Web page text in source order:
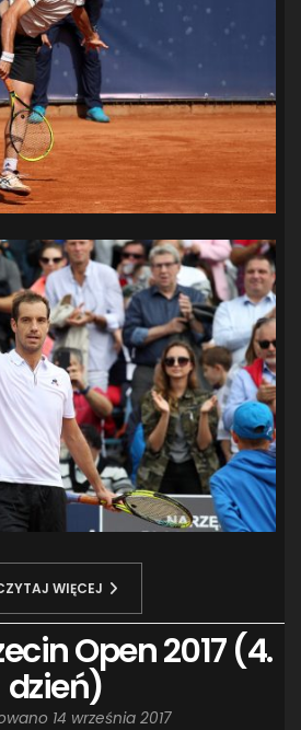
WIĘCEJ
Open 2017 (4.
dzień)
14 września 2017